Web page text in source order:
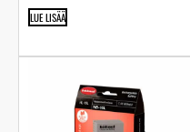
LUE LISÄÄ